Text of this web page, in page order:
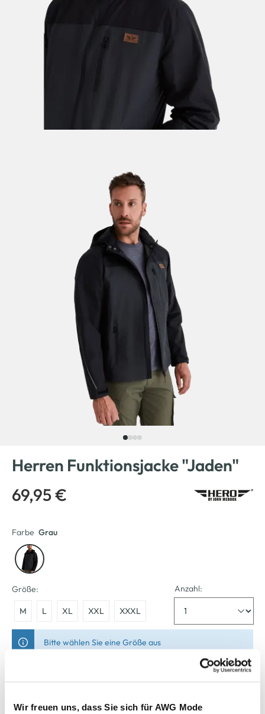
Wir freuen uns, dass Sie sich für AWG Mode
Herren Funktionsjacke "Jaden"
69,95 €
Farbe Grau
Größe:
M L XL XXL XXXL
Anzahl:
Bitte wählen Sie eine Größe aus